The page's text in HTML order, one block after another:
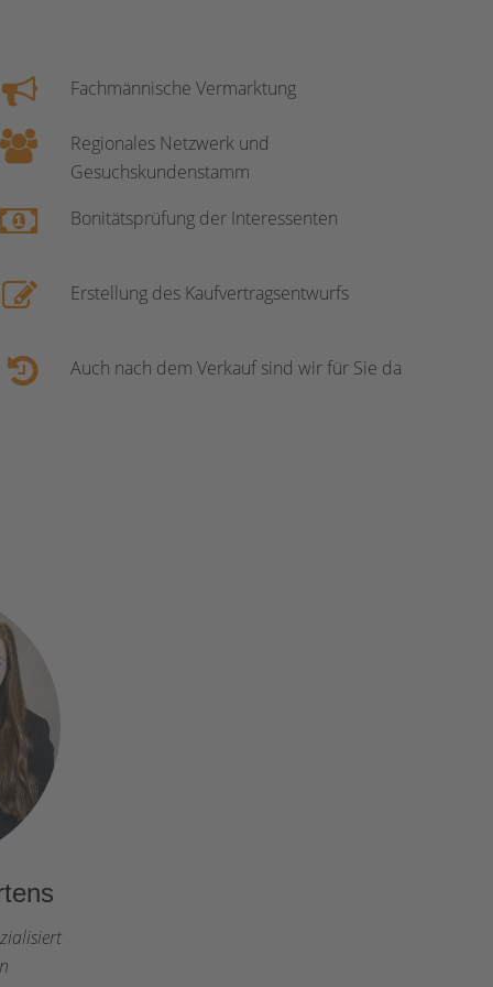
Fachmännische Vermarktung
Regionales Netzwerk und
Gesuchskundenstamm
Bonitätsprüfung der Interessenten
Erstellung des Kaufvertragsentwurfs
Auch nach dem Verkauf sind wir für Sie da